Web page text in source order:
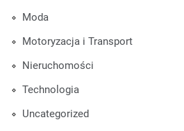
Moda
Motoryzacja i Transport
Nieruchomości
Technologia
Uncategorized